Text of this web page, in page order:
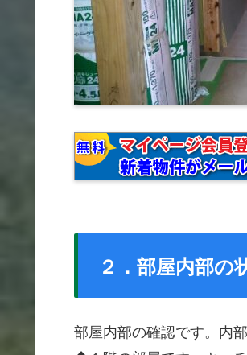
２．部屋内部の
部屋内部の確認です。内